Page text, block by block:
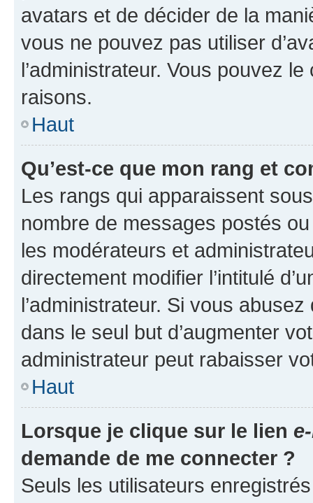
avatars et de décider de la
vous ne pouvez pas utiliser
l’administrateur. Vous pouvez
raisons.
Haut
Qu’est-ce que mon rang et
Les rangs qui apparaissent
nombre de messages postés
les modérateurs et
directement modifier l’intitulé
l’administrateur. Si vous
dans le seul but d’augmenter
administrateur peut rabaisser
Haut
Lorsque je clique sur le lien
demande de me connecter ?
Seuls les utilisateurs